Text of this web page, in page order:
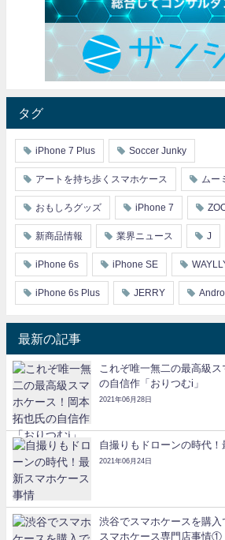
タグ
iPhone 7 Plus Soccer Junky
アートを持ち歩くスマホケース ムー
おもしろグッズ iPhone 7
新商品情報 業界ニュース J
iPhone 6s iPhone SE
iPhone 6s Plus JERRY
最新の記事
これぞ唯一無二の最高級
の自信作「おりつむi」
2021年06月28日
自撮りもドローンの時代
2021年06月24日
渋谷でスマホケースを購
スマホケース専門店事情①